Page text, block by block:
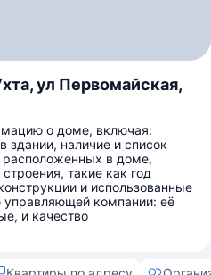
ул Первомайская,
о доме, включая:
здании, наличие и список
расположенных в доме,
такие как год
и использованные
компании: её
и качество